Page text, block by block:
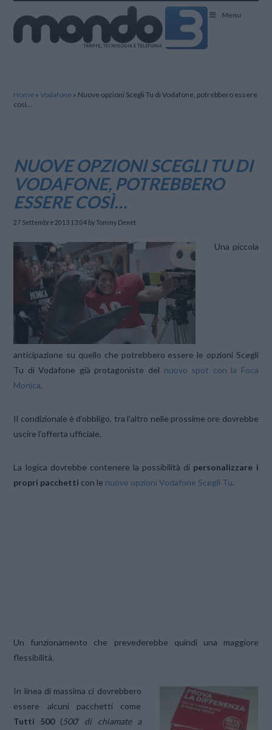
Menu
Home »Vodafone » Nuove opzioni Scegli Tu di Vodafone, potrebbero essere
così…
NUOVE OPZIONI SCEGLI TU DI
VODAFONE, POTREBBERO
ESSERE COSÌ…
27 Settembre 2013 13:04 by Tommy Denet
Una piccola
anticipazione su quello che potrebbero essere le opzioni Scegli
Tu di Vodafone già protagoniste del nuovo spot con la Foca
Monica.
Il condizionale è d’obbligo, tra l’altro nelle prossime ore dovrebbe
uscire l’offerta ufficiale.
La logica dovrebbe contenere la possibilità di personalizzare i
propri pacchetti con le nuove opzioni Vodafone Scegli Tu.
Un funzionamento che prevederebbe quindi una maggiore
flessibilità.
In linea di massima ci dovrebbero
essere alcuni pacchetti come
Tutti 500(500′ di chiamate a